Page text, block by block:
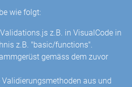
wie folgt:
z.B. in VisualCode in
z.B. "basic/functions".
gemäss dem zuvor
aus und